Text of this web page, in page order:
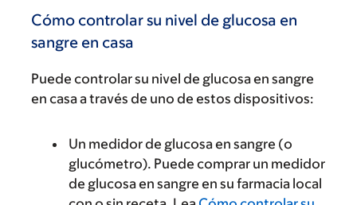
Cómo controlar su nivel de glucosa en
sangre en casa
Puede controlar su nivel de glucosa en sangre
en casa a través de uno de estos dispositivos:
Un medidor de glucosa en sangre (o
glucómetro). Puede comprar un medidor
de glucosa en sangre en su farmacia local